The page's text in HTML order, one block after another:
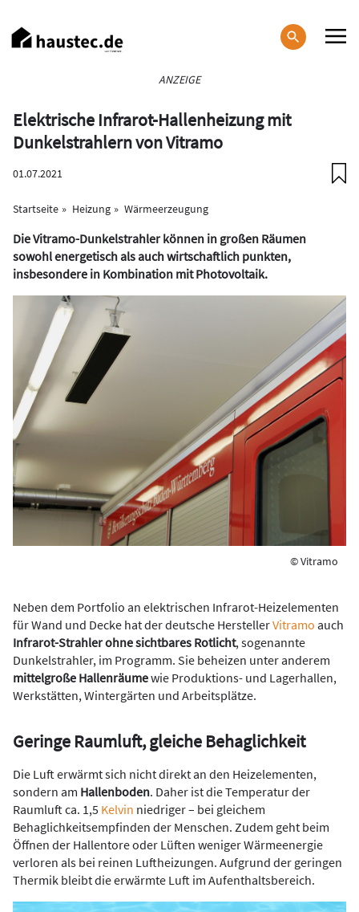
zum
Inhalt
ANZEIGE
Elektrische Infrarot-Hallenheizung mit
Dunkelstrahlern von Vitramo
01.07.2021
Startseite Heizung Wärmeerzeugung
Die Vitramo-Dunkelstrahler können in großen Räumen
sowohl energetisch als auch wirtschaftlich punkten,
insbesondere in Kombination mit Photovoltaik.
© Vitramo
Neben dem Portfolio an elektrischen Infrarot-Heizelementen
für Wand und Decke hat der deutsche HerstellerVitramo auch
Infrarot-Strahler ohne sichtbares Rotlicht, sogenannte
Dunkelstrahler, im Programm. Sie beheizen unter anderem
mittelgroße Hallenräumewie Produktions- und Lagerhallen,
Werkstätten, Wintergärten und Arbeitsplätze.
Geringe Raumluft, gleiche Behaglichkeit
Die Luft erwärmt sich nicht direkt an den Heizelementen,
sondern am Hallenboden. Daher ist die Temperatur der
Raumluft ca. 1,5 Kelvin niedriger – bei gleichem
Behaglichkeitsempfinden der Menschen. Zudem geht beim
Öffnen der Hallentore oder Lüften weniger Wärmeenergie
verloren als bei reinen Luftheizungen. Aufgrund der geringen
Thermik bleibt die erwärmte Luft im Aufenthaltsbereich.